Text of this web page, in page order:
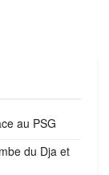
au PSG
du Dja et